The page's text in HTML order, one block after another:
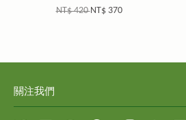
NT$ 420NT$ 370
關注我們